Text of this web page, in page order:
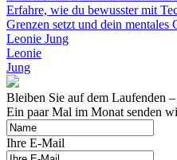
Erfahre, wie du bewusster mit
Grenzen setzt und dein mentales
Leonie Jung
Leonie
Jung
Bleiben Sie auf dem Laufenden
Ein paar Mal im Monat senden
Ihre E-Mail